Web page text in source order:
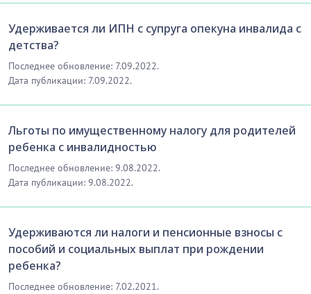
Удерживается ли ИПН с супруга опекуна инвалида с
детства?
Последнее обновление: 7.09.2022.
Дата публикации: 7.09.2022.
Льготы по имущественному налогу для родителей
ребенка с инвалидностью
Последнее обновление: 9.08.2022.
Дата публикации: 9.08.2022.
Удерживаются ли налоги и пенсионные взносы с
пособий и социальных выплат при рождении
ребенка?
Последнее обновление: 7.02.2021.